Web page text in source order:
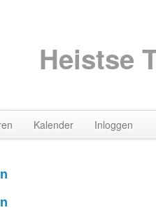
Heistse
Kalender Inloggen